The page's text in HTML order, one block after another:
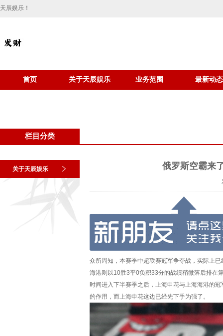
天辰娱乐！
首页 关于天辰娱乐 业务范围 最新动态
栏目分类
关于天辰娱乐 俄罗斯空霸来
众所周知，本赛季中超联赛冠军争夺战，实际上
海港则以10胜3平0负积33分的战绩稍微落后排在
时间进入下半赛季之后，上海申花与上海海港的
的作用，而上海申花这边已经先下手为强了。